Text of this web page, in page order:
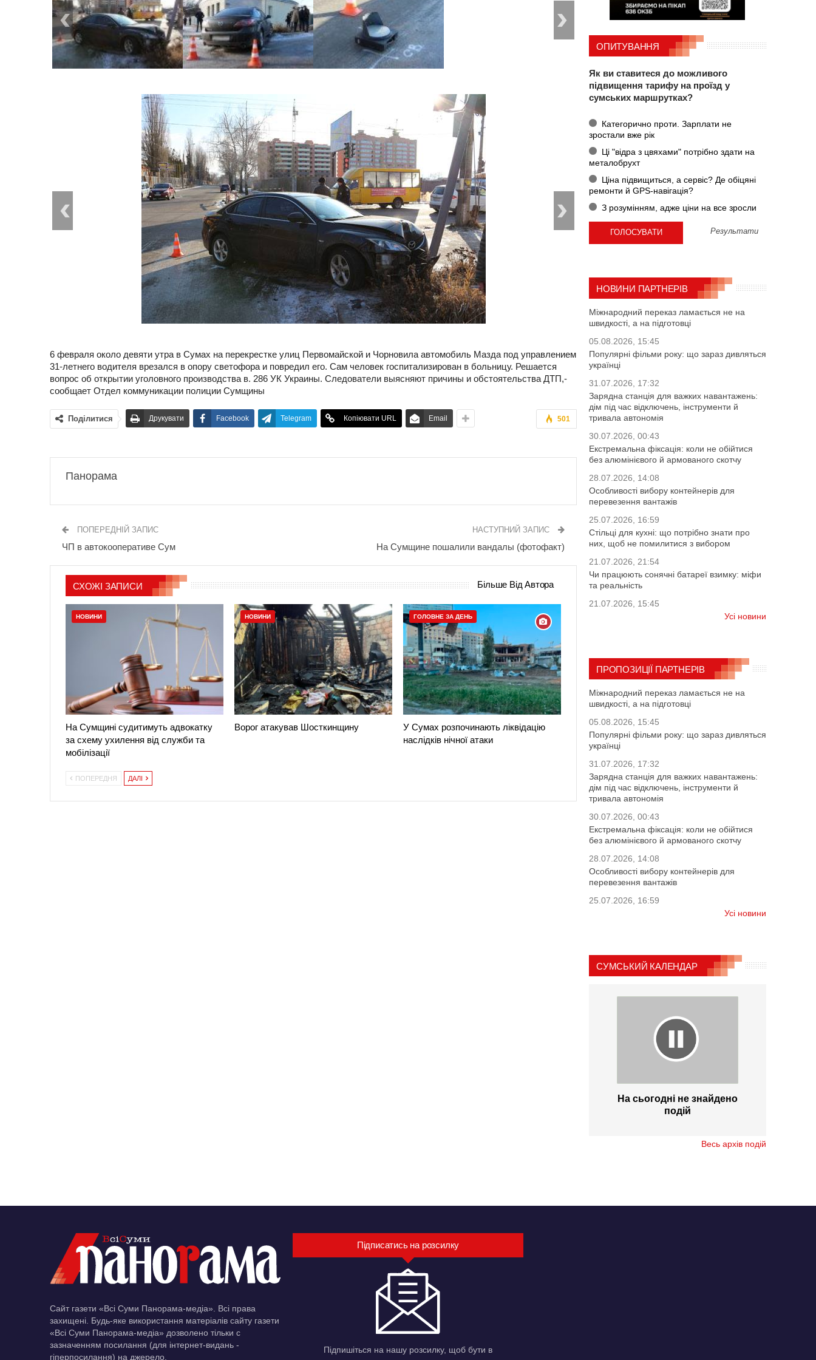
6 февраля около девяти утра в Сумах на перекрестке улиц Первомайской и Чорновила автомобиль Мазда под управлением
31-летнего водителя врезался в опору светофора и повредил его. Сам человек госпитализирован в больницу. Решается
вопрос об открытии уголовного производства в. 286 УК Украины. Следователи выясняют причины и обстоятельства ДТП,-
сообщает Отдел коммуникации полиции Сумщины
501
Поділитися Друкувати Facebook Telegram Копіювати URL Email
Панорама
ПОПЕРЕДНІЙ ЗАПИС
ЧП в автокооперативе Сум
НАСТУПНИЙ ЗАПИС
На Сумщине пошалили вандалы (фотофакт)
СХОЖІ ЗАПИСИ Більше Від Автора
НОВИНИ
На Сумщині судитимуть адвокатку
за схему ухилення від служби та
мобілізації
НОВИНИ
Ворог атакував Шосткинщину
ГОЛОВНЕ ЗА ДЕНЬ
У Сумах розпочинають ліквідацію
наслідків нічної атаки
ПОПЕРЕДНЯ ДАЛІ
ОПИТУВАННЯ
Як ви ставитеся до можливого
підвищення тарифу на проїзд у
сумських маршрутках?
Категорично проти. Зарплати не
зростали вже рік
Ці "відра з цвяхами" потрібно здати на
металобрухт
Ціна підвищиться, а сервіс? Де обіцяні
ремонти й GPS-навігація?
З розумінням, адже ціни на все зросли
Результати
НОВИНИ ПАРТНЕРІВ
Міжнародний переказ ламається не на
швидкості, а на підготовці
05.08.2026, 15:45
Популярні фільми року: що зараз дивляться
українці
31.07.2026, 17:32
Зарядна станція для важких навантажень:
дім під час відключень, інструменти й
тривала автономія
30.07.2026, 00:43
Екстремальна фіксація: коли не обійтися
без алюмінієвого й армованого скотчу
28.07.2026, 14:08
Особливості вибору контейнерів для
перевезення вантажів
25.07.2026, 16:59
Стільці для кухні: що потрібно знати про
них, щоб не помилитися з вибором
21.07.2026, 21:54
Чи працюють сонячні батареї взимку: міфи
та реальність
21.07.2026, 15:45
Усі новини
ПРОПОЗИЦІЇ ПАРТНЕРІВ
Міжнародний переказ ламається не на
швидкості, а на підготовці
05.08.2026, 15:45
Популярні фільми року: що зараз дивляться
українці
31.07.2026, 17:32
Зарядна станція для важких навантажень:
дім під час відключень, інструменти й
тривала автономія
30.07.2026, 00:43
Екстремальна фіксація: коли не обійтися
без алюмінієвого й армованого скотчу
28.07.2026, 14:08
Особливості вибору контейнерів для
перевезення вантажів
25.07.2026, 16:59
Усі новини
СУМСЬКИЙ КАЛЕНДАР
На сьогодні не знайдено
подій
Весь архів подій
Сайт газети «Всі Суми Панорама-медіа». Всі права
захищені. Будь-яке використання матеріалів сайту газети
«Всі Суми Панорама-медіа» дозволено тільки c
зазначенням посилання (для інтернет-видань -
гіперпосилання) на джерело.
Підписатись на розсилку
Підпишіться на нашу розсилку, щоб бути в